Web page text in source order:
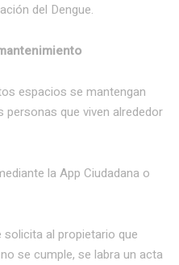
del Dengue.
espacios se mantengan
que viven alrededor
la App Ciudadana o
solicita al propietario que
se cumple, se labra un acta